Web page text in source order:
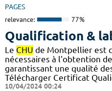
PAGES
relevance: 77%
Qualification &
Le CHU de Montpellier est
nécessaires à l'obtention
garantissant une qualité
Télécharger Certificat
10/04/2024 00:24